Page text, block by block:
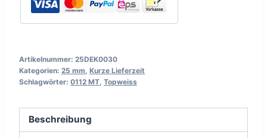
Artikelnummer: 25DEK0030
Kategorien: 25 mm Kurze Lieferzeit
Schlagwörter: 0112 MT Topweiss
Beschreibung